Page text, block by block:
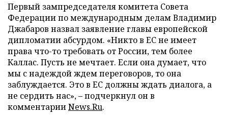
Первый зампредседателя комитета Совета
Федерации по международным делам Владимир
Джабаров назвал заявление главы европейской
дипломатии абсурдом. «Никто в ЕС не имеет
права что-то требовать от России, тем более
Каллас. Пусть не мечтает. Если она думает, что
мы с надеждой ждем переговоров, то она
заблуждается. Это в ЕС должны ждать диалога, а
не сердить нас», – подчеркнул он в
комментарииNews.Ru.